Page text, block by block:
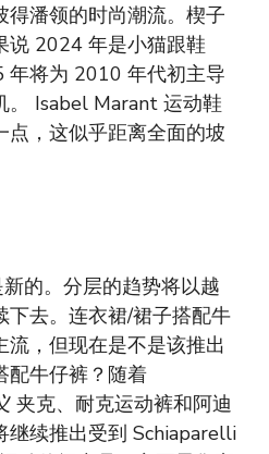
潘领的时尚潮流。楔子
说 2024 年是小猫跟鞋
年将为 2010 年代初主导
。 Isabel Marant 运动鞋
点，这似乎距离全面的坡
的。分层的趋势将以越
下去。连衣裙/裙子搭配牛
，但现在是不是该推出
配牛仔裤？随着
夹克、耐克运动裤和阿迪
继续推出受到 Schiaparelli